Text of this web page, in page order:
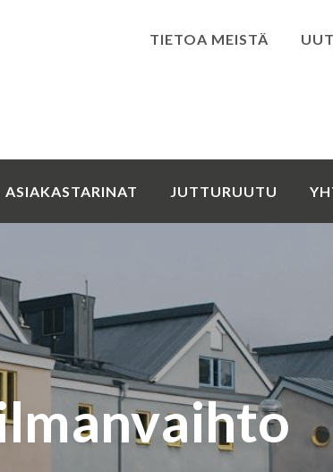
TIETOA MEISTÄ
ASIAKASTARINAT JUTTURUUTU